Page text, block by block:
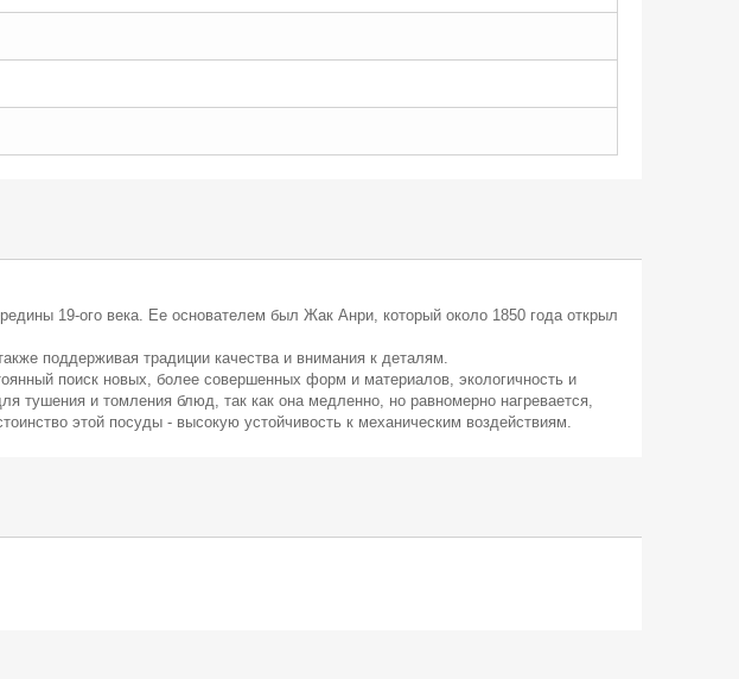
19-ого века. Ее основателем был Жак Анри, который около 1850 года открыл
поддерживая традиции качества и внимания к деталям.
поиск новых, более совершенных форм и материалов, экологичность и
тушения и томления блюд, так как она медленно, но равномерно нагревается,
этой посуды - высокую устойчивость к механическим воздействиям.